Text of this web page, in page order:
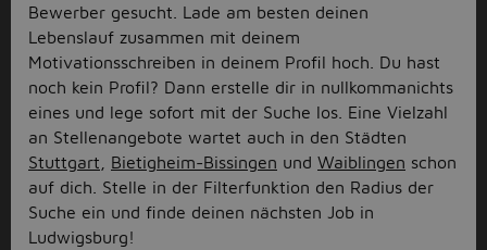
Bewerber gesucht. Lade am besten deinen
Lebenslauf zusammen mit deinem
Motivationsschreiben in deinem Profil hoch. Du hast
noch kein Profil? Dann erstelle dir in nullkommanichts
eines und lege sofort mit der Suche los. Eine Vielzahl
an Stellenangebote wartet auch in den Städten
Stuttgart
Bietigheim-Bissingen und Waiblingen schon
auf dich. Stelle in der Filterfunktion den Radius der
Suche ein und finde deinen nächsten Job in
Ludwigsburg!